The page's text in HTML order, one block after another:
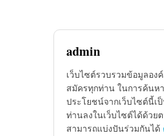
admin
เว็บไซต์รวบรวมข้อมูลอง
สมัครทุกท่าน ในการค้นห
ประโยชน์จากเว็บไซต์นี้เ
ท่านลงในเว็บไซต์ได้ด้วย
สามารถแบ่งปันร่วมกันได้